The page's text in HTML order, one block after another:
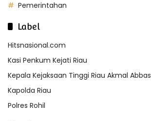
Pemerintahan
Label
Hitsnasional.com
Kasi Penkum Kejati Riau
Kepala Kejaksaan Tinggi Riau Akmal Abbas
Kapolda Riau
Polres Rohil